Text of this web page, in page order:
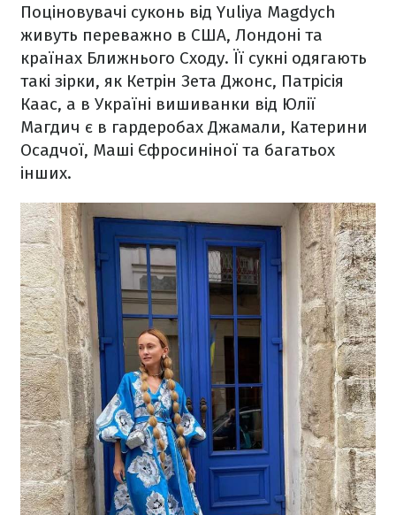
Поціновувачі суконь від Yuliya Magdych
живуть переважно в США, Лондоні та
країнах Ближнього Сходу. Її сукні одягають
такі зірки, як Кетрін Зета Джонс, Патрісія
Каас, а в Україні вишиванки від Юлії
Магдич є в гардеробах Джамали, Катерини
Осадчої, Маші Єфросиніної та багатьох
інших.